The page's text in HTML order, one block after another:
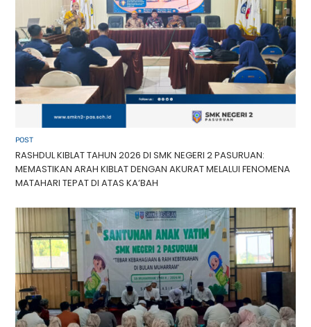
POST
RASHDUL KIBLAT TAHUN 2026 DI SMK NEGERI 2 PASURUAN:
MEMASTIKAN ARAH KIBLAT DENGAN AKURAT MELALUI FENOMENA
MATAHARI TEPAT DI ATAS KA’BAH